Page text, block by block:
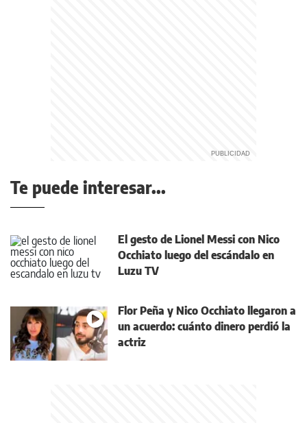
Te puede interesar...
El gesto de Lionel Messi con Nico
Occhiato luego del escándalo en
Luzu TV
Flor Peña y Nico Occhiato llegaron a
un acuerdo: cuánto dinero perdió la
actriz